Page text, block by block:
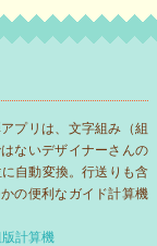
プリは、文字組み（組
ないデザイナーさんの
自動変換。行送りも含
の便利なガイド計算機
計算機